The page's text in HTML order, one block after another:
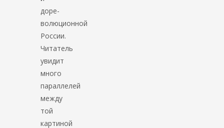
доре­
волюционной
России.
Читатель
увидит
много
параллелей
между
той
картиной